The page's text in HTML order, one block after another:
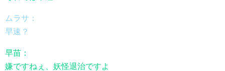
ムラサ：
早速？
早苗：
嫌ですねぇ、妖怪退治ですよ